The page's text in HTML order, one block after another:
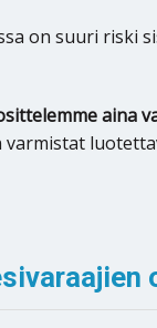
on suuri riski
aina
varmistat